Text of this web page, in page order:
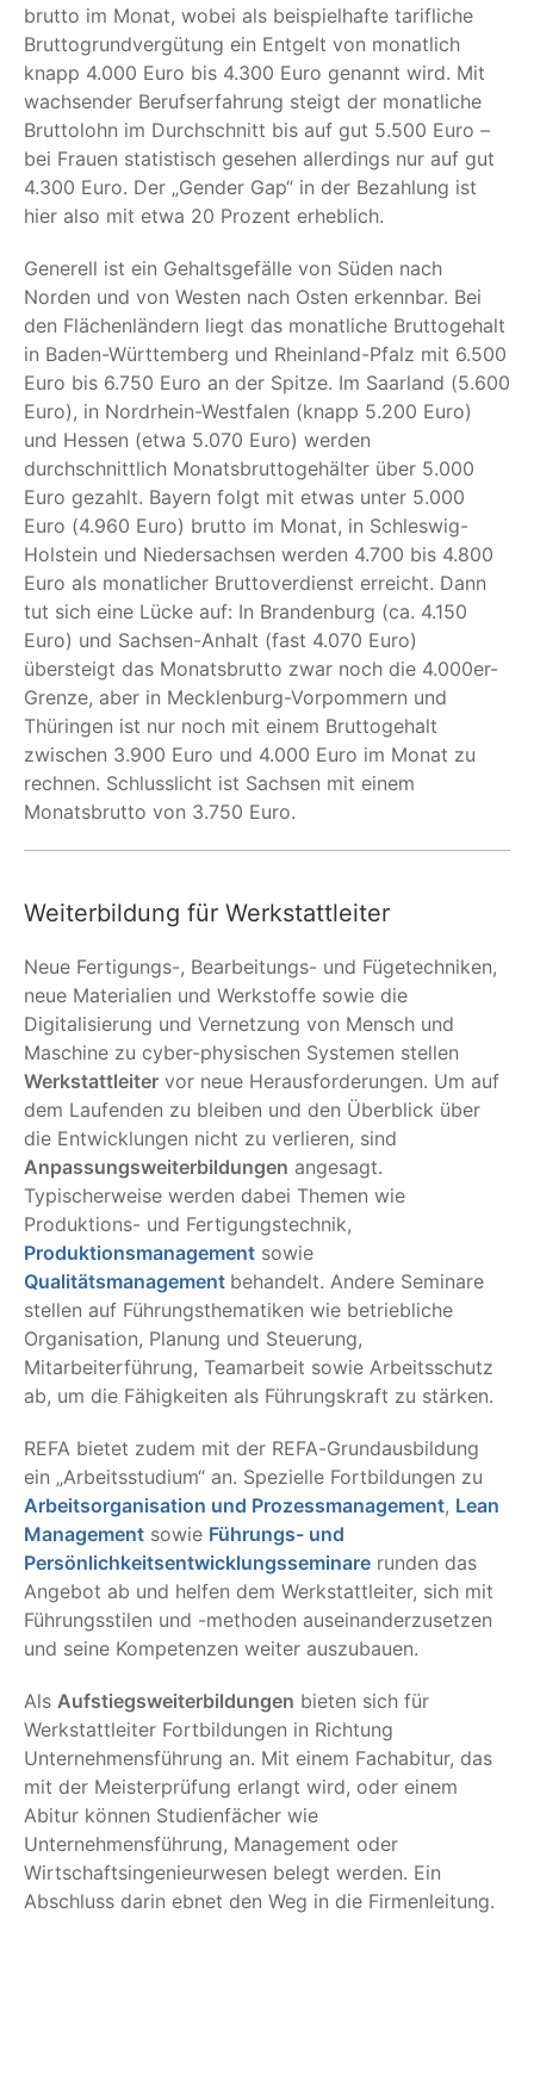
brutto im Monat, wobei als beispielhafte tarifliche
Bruttogrundvergütung ein Entgelt von monatlich
knapp 4.000 Euro bis 4.300 Euro genannt wird. Mit
wachsender Berufserfahrung steigt der monatliche
Bruttolohn im Durchschnitt bis auf gut 5.500 Euro –
bei Frauen statistisch gesehen allerdings nur auf gut
4.300 Euro. Der „Gender Gap“ in der Bezahlung ist
hier also mit etwa 20 Prozent erheblich.
Generell ist ein Gehaltsgefälle von Süden nach
Norden und von Westen nach Osten erkennbar. Bei
den Flächenländern liegt das monatliche Bruttogehalt
in Baden-Württemberg und Rheinland-Pfalz mit 6.500
Euro bis 6.750 Euro an der Spitze. Im Saarland (5.600
Euro), in Nordrhein-Westfalen (knapp 5.200 Euro)
und Hessen (etwa 5.070 Euro) werden
durchschnittlich Monatsbruttogehälter über 5.000
Euro gezahlt. Bayern folgt mit etwas unter 5.000
Euro (4.960 Euro) brutto im Monat, in Schleswig-
Holstein und Niedersachsen werden 4.700 bis 4.800
Euro als monatlicher Bruttoverdienst erreicht. Dann
tut sich eine Lücke auf: In Brandenburg (ca. 4.150
Euro) und Sachsen-Anhalt (fast 4.070 Euro)
übersteigt das Monatsbrutto zwar noch die 4.000er-
Grenze, aber in Mecklenburg-Vorpommern und
Thüringen ist nur noch mit einem Bruttogehalt
zwischen 3.900 Euro und 4.000 Euro im Monat zu
rechnen. Schlusslicht ist Sachsen mit einem
Monatsbrutto von 3.750 Euro.
Weiterbildung für Werkstattleiter
Neue Fertigungs-, Bearbeitungs- und Fügetechniken,
neue Materialien und Werkstoffe sowie die
Digitalisierung und Vernetzung von Mensch und
Maschine zu cyber-physischen Systemen stellen
Werkstattleiter vor neue Herausforderungen. Um auf
dem Laufenden zu bleiben und den Überblick über
die Entwicklungen nicht zu verlieren, sind
Anpassungsweiterbildungen angesagt.
Typischerweise werden dabei Themen wie
Produktions- und Fertigungstechnik,
Produktionsmanagement sowie
Qualitätsmanagement behandelt. Andere Seminare
stellen auf Führungsthematiken wie betriebliche
Organisation, Planung und Steuerung,
Mitarbeiterführung, Teamarbeit sowie Arbeitsschutz
ab, um die Fähigkeiten als Führungskraft zu stärken.
REFA bietet zudem mit der REFA-Grundausbildung
ein „Arbeitsstudium“ an. Spezielle Fortbildungen zu
Arbeitsorganisation und Prozessmanagement, Lean
Management sowie Führungs- und
Persönlichkeitsentwicklungsseminare runden das
Angebot ab und helfen dem Werkstattleiter, sich mit
Führungsstilen und -methoden auseinanderzusetzen
und seine Kompetenzen weiter auszubauen.
Als Aufstiegsweiterbildungen bieten sich für
Werkstattleiter Fortbildungen in Richtung
Unternehmensführung an. Mit einem Fachabitur, das
mit der Meisterprüfung erlangt wird, oder einem
Abitur können Studienfächer wie
Unternehmensführung, Management oder
Wirtschaftsingenieurwesen belegt werden. Ein
Abschluss darin ebnet den Weg in die Firmenleitung.